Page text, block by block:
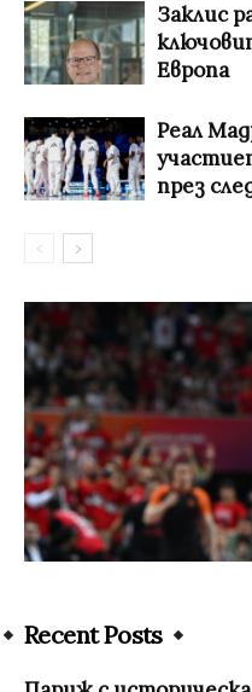
Заклис
Европа
Реал
през
Recent Posts